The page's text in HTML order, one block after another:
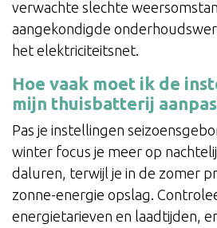
verwachte slechte
aangekondigde
het elektriciteitsnet.
Hoe vaak moet ik de
mijn thuisbatterij
Pas je instellingen
winter focus je meer op
daluren, terwijl je in de zomer
zonne-energie opslag.
energietarieven en laadtijden,